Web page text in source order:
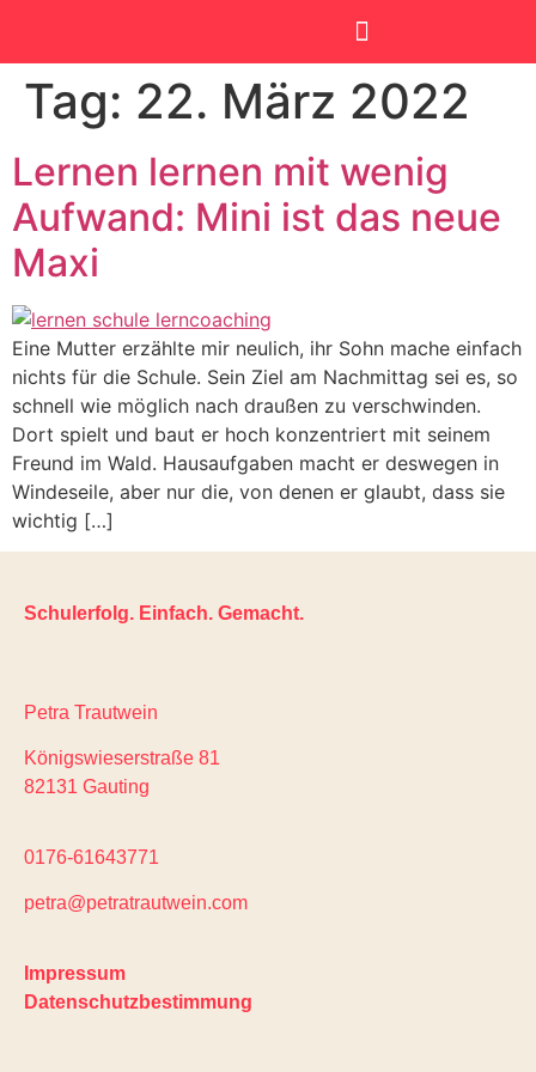
Tag: 22. März 2022
Lernen lernen mit wenig
Aufwand: Mini ist das neue
Maxi
Eine Mutter erzählte mir neulich, ihr Sohn mache einfach
nichts für die Schule. Sein Ziel am Nachmittag sei es, so
schnell wie möglich nach draußen zu verschwinden.
Dort spielt und baut er hoch konzentriert mit seinem
Freund im Wald. Hausaufgaben macht er deswegen in
Windeseile, aber nur die, von denen er glaubt, dass sie
wichtig […]
Schulerfolg. Einfach. Gemacht.
Petra Trautwein
Königswieserstraße 81
82131 Gauting
0176-61643771
petra@petratrautwein.com
Impressum
Datenschutzbestimmung